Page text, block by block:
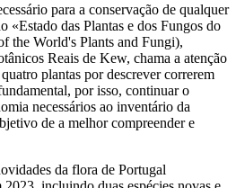
para a conservação de qualquer
«Estado das Plantas e dos Fungos do
the World's Plants and Fungi),
Reais de Kew, chama a atenção
plantas por descrever correrem
por isso, continuar o
necessários ao inventário da
de a melhor compreender e
da flora de Portugal